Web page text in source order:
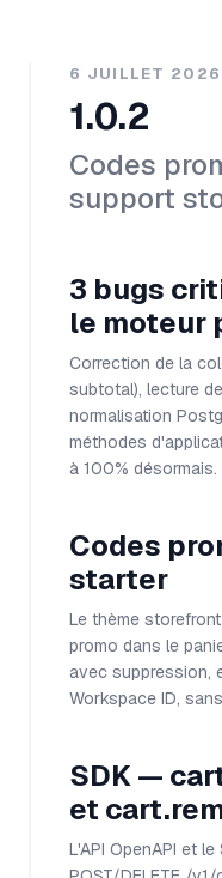
6 JUILLET 2026
1.0.2
Codes
support
3 bugs
le moteur
Correction de la
subtotal), lecture
normalisation
méthodes
à 100% désormais.
Codes
starter
Le thème
promo dans le
avec suppression,
Workspace ID,
SDK —
et
L'API OpenAPI et